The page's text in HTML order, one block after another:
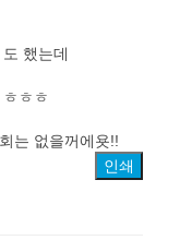
했는데
ㅎㅎ
는 없을꺼에욧!!
인쇄